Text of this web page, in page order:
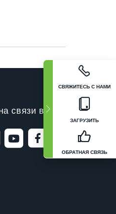
СВЯЖИТЕСЬ С НАМИ
ЗАГРУЗИТЬ
ОБРАТНАЯ СВЯЗЬ
связи в